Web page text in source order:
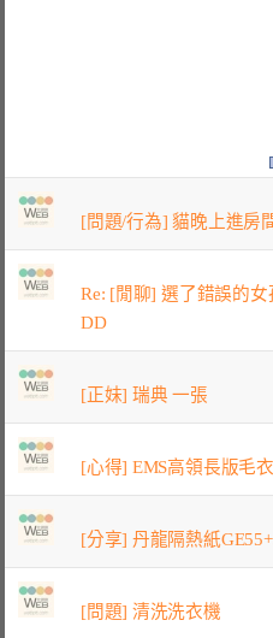
[問題/行為] 貓晚上進房
Re: [閒聊] 選了錯誤的
DD
[正妹] 瑞典 一張
[心得] EMS高領長版毛
[分享] 丹龍隔熱紙
[問題] 清洗洗衣機